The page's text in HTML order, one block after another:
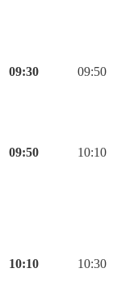
09:30 09:50
09:50 10:10
10:10 10:30